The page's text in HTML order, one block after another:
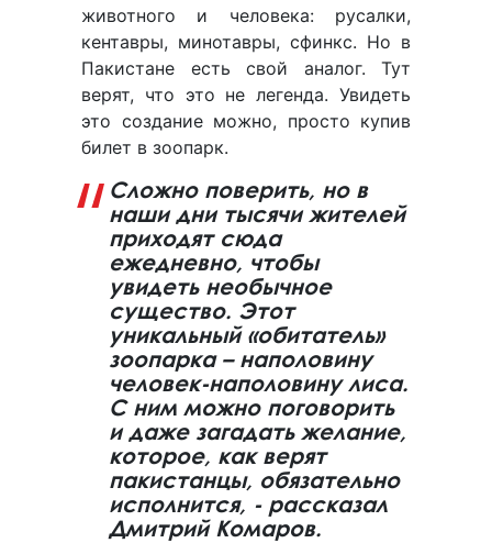
животного и человека: русалки,
кентавры, минотавры, сфинкс. Но в
Пакистане есть свой аналог. Тут
верят, что это не легенда. Увидеть
это создание можно, просто купив
билет в зоопарк.
Сложно поверить, но в
наши дни тысячи жителей
приходят сюда
ежедневно, чтобы
увидеть необычное
существо. Этот
уникальный «обитатель»
зоопарка – наполовину
человек-наполовину лиса.
С ним можно поговорить
и даже загадать желание,
которое, как верят
пакистанцы, обязательно
исполнится, - рассказал
Дмитрий Комаров.